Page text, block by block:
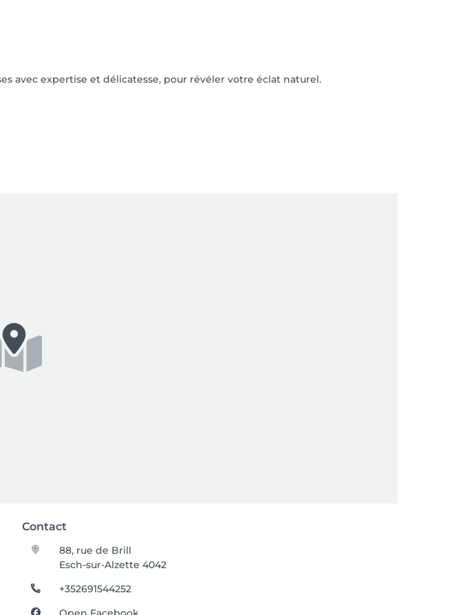
avec expertise et délicatesse, pour révéler votre éclat naturel.
Contact
88, rue de Brill
Esch-sur-Alzette 4042
+352691544252